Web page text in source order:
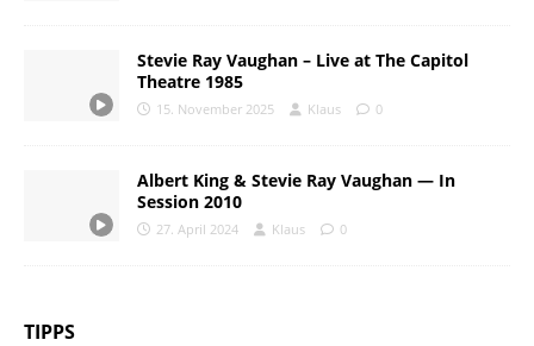
Stevie Ray Vaughan – Live at The Capitol
Theatre 1985
15. November 2025 Klaus 0
Albert King & Stevie Ray Vaughan — In
Session 2010
27. April 2024 Klaus 0
TIPPS